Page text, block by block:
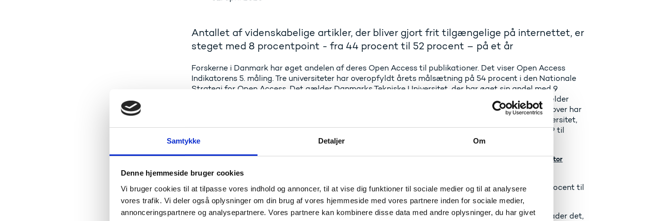
Samtykke Detaljer Om
Denne hjemmeside bruger cookies
Vi bruger cookies til at tilpasse vores indhold og annoncer, til at vise dig funktioner til sociale medier og til at analysere
vores trafik. Vi deler også oplysninger om din brug af vores hjemmeside med vores partnere inden for sociale medier,
annonceringspartnere og analysepartnere. Vores partnere kan kombinere disse data med andre oplysninger, du har givet
Antallet af videnskabelige artikler, der bliver gjort frit tilgængelige på internettet, er
steget med 8 procentpoint - fra 44 procent til 52 procent – på et år
Forskerne i Danmark har øget andelen af deres Open Access til publikationer. Det viser Open Access
Indikatorens 5. måling. Tre universiteter har overopfyldt årets målsætning på 54 procent i den Nationale
Strategi for Open Access. Det gælder Danmarks Tekniske Universitet, der har øget sin andel med 9
procentpoint, og som er nu oppe på 73 procent Open Access til universitets publikationer. Det gælder
også Syddansk Universitet med 60 procent Open Access – en øgning på 14 procentpoint. Derudover har
IT-Universitet - igen i år - 100 procent Open Access til universitetets publikationer. Roskilde Universitet,
Aalborg Universitet, og Aarhus Universitet kan imponere med pæne stigninger, der ligger mellem 9 til
knapt 13 procentpoint, dog ikke nok til at nå årets målsætning.
Se Open Access Indikatorens seneste måling på hjemmesiden for den danske Open Access-Indikator
Selvom andelen af Open Access er lidt under årets målsætning, er der fremgang på alle fire
hovedforskningsområder, størst på Sundhedsvidenskab, der stiger med 10 procentpoint fra 36 procent til
46 procent.
20 procent af artiklerne er ifølge målingen dog blokeret for Open Access, fordi forlagene ikke tillader det,